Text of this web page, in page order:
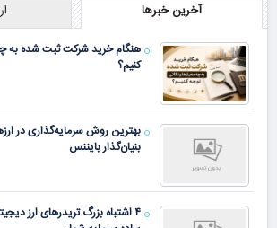
آخرین خبرها
هنگام خرید شرکت ثبت شده به
کنیم؟
بهترین روش سرمایه‌گذاری در
بنیان‌گذار بایننس
۴ اشتباه بزرگ تریدرهای ارز